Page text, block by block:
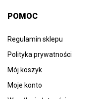
POMOC
Regulamin sklepu
Polityka prywatności
Mój koszyk
Moje konto